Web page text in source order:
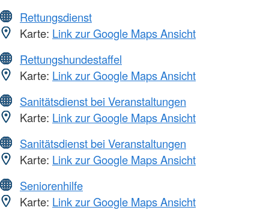
Rettungsdienst
Karte: Link zur Google Maps Ansicht
Rettungshundestaffel
Karte: Link zur Google Maps Ansicht
Sanitätsdienst bei Veranstaltungen
Karte: Link zur Google Maps Ansicht
Sanitätsdienst bei Veranstaltungen
Karte: Link zur Google Maps Ansicht
Seniorenhilfe
Karte: Link zur Google Maps Ansicht